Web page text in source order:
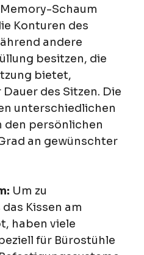
Schaum
Konturen des
andere
besitzen, die
bietet,
des Sitzen. Die
unterschiedlichen
den persönlichen
an gewünschter
Um zu
Kissen am
haben viele
für Bürostühle